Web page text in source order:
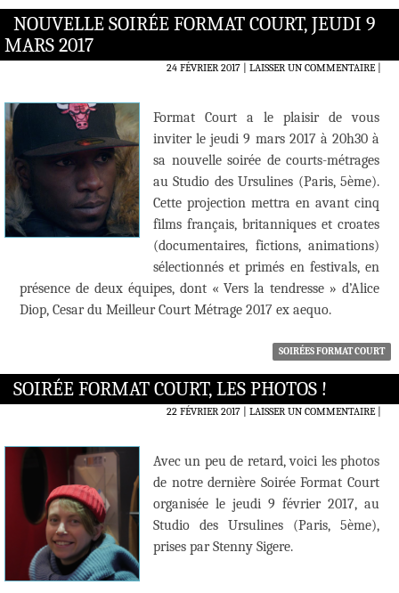
NOUVELLE SOIRÉE FORMAT COURT, JEUDI 9
MARS 2017
24 FÉVRIER 2017 LAISSER UN COMMENTAIRE|
Format Court a le plaisir de vous
inviter le jeudi 9 mars 2017 à 20h30 à
sa nouvelle soirée de courts-métrages
au Studio des Ursulines (Paris, 5ème).
Cette projection mettra en avant cinq
films français, britanniques et croates
(documentaires, fictions, animations)
sélectionnés et primés en festivals, en
présence de deux équipes, dont « Vers la tendresse » d’Alice
Diop, Cesar du Meilleur Court Métrage 2017 ex aequo.
SOIRÉES FORMAT COURT
SOIRÉE FORMAT COURT, LES PHOTOS !
22 FÉVRIER 2017 LAISSER UN COMMENTAIRE|
Avec un peu de retard, voici les photos
de notre dernière Soirée Format Court
organisée le jeudi 9 février 2017, au
Studio des Ursulines (Paris, 5ème),
prises par Stenny Sigere.